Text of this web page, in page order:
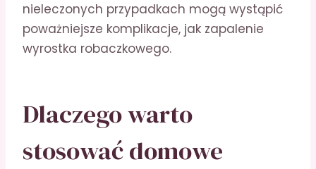
nieleczonych przypadkach mogą wystąpić
poważniejsze komplikacje, jak zapalenie
wyrostka robaczkowego.
Dlaczego warto
stosować domowe